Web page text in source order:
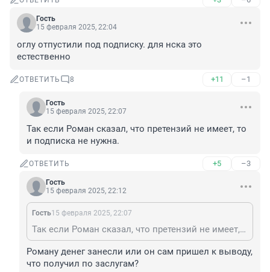
Гость
15 февраля 2025, 22:04
оглу отпустили под подписку. для нска это
естественно
ОТВЕТИТЬ 8 +11 –1
Гость
15 февраля 2025, 22:07
Так если Роман сказал, что претензий не имеет, то
и подписка не нужна.
ОТВЕТИТЬ +5 –3
Гость
15 февраля 2025, 22:12
Гость15 февраля 2025, 22:07
Так если Роман сказал, что претензий не имеет, то и подписка не нужна.
Роману денег занесли или он сам пришел к выводу,
что получил по заслугам?